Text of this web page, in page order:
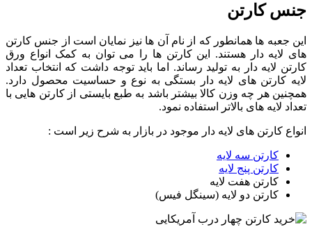
جنس کارتن
این جعبه ها همانطور که از نام آن ها نیز نمایان است از جنس کارتن
های لایه دار هستند. این کارتن ها را می توان به کمک انواع ورق
کارتن لایه دار به تولید رساند. اما باید توجه داشت که انتخاب تعداد
لایه کارتن های لایه دار بستگی به نوع و حساسیت محصول دارد.
همچنین هر چه وزن کالا بیشتر باشد به طبع بایستی از کارتن هایی با
تعداد لایه های بالاتر استفاده نمود.
انواع کارتن های لایه دار موجود در بازار به شرح زیر است :
کارتن سه لایه
کارتن پنج لایه
کارتن هفت لایه
کارتن دو لایه (سینگل فیس)